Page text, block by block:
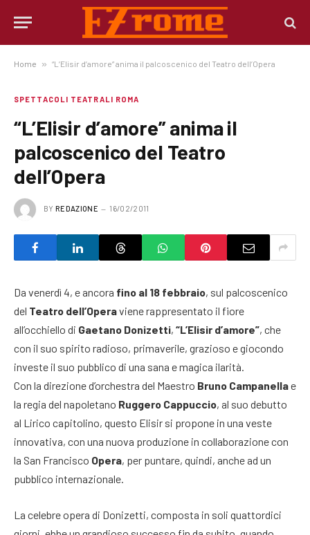
Home » “L’Elisir d’amore” anima il palcoscenico del Teatro dell’Opera
SPETTACOLI TEATRALI ROMA
“L’Elisir d’amore” anima il
palcoscenico del Teatro
dell’Opera
BY REDAZIONE 16/02/2011
Da venerdì 4, e ancora fino al 18 febbraio, sul palcoscenico
del Teatro dell’Operaviene rappresentato il fiore
all’occhiello di Gaetano Donizetti, “L’Elisir d’amore”, che
con il suo spirito radioso, primaverile, grazioso e giocondo
investe il suo pubblico di una sana e magica ilarità.
Con la direzione d’orchestra del Maestro Bruno Campanellae
la regia del napoletano Ruggero Cappuccio, al suo debutto
al Lirico capitolino, questo Elisir si propone in una veste
innovativa, con una nuova produzione in collaborazione con
la San Francisco Opera, per puntare, quindi, anche ad un
pubblico internazionale.
La celebre opera di Donizetti, composta in soli quattordici